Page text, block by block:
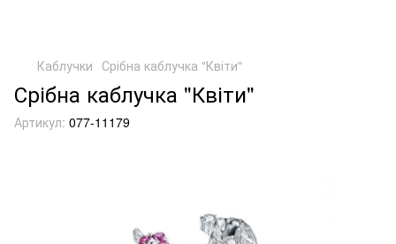
Каблучки Срібна каблучка "Квіти"
Срібна каблучка "Квіти"
Артикул: 077-11179